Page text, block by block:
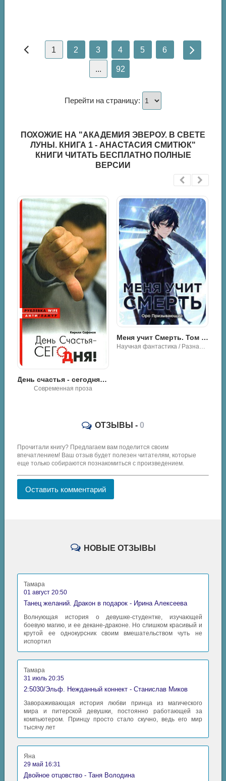
1 2 3 4 5 6
... 92
Перейти на страницу:
ПОХОЖИЕ НА "АКАДЕМИЯ ЭВЕРОУ. В СВЕТЕ
ЛУНЫ. КНИГА 1 - АНАСТАСИЯ СМИТЮК"
КНИГИ ЧИТАТЬ БЕСПЛАТНО ПОЛНЫЕ
ВЕРСИИ
День счастья - сегодня! - Кирилл Сафонов
Современная проза
Меня учит Смерть. Том II – Первый курс - Оро Призывающий
Научная фантастика / Разная литература
ОТЗЫВЫ - 0
Прочитали книгу? Предлагаем вам поделится своим
впечатлением! Ваш отзыв будет полезен читателям, которые
еще только собираются познакомиться с произведением.
Оставить комментарий
НОВЫЕ ОТЗЫВЫ
Тамара
01 август 20:50
Танец желаний. Дракон в подарок - Ирина Алексеева
Волнующая история о девушке-студентке, изучающей
боевую магию, и ее декане-драконе. Но слишком красивый и
крутой ее однокурсник своим вмешательством чуть не
испортил
Тамара
31 июль 20:35
2:5030/Эльф. Нежданный коннект - Станислав Миков
Завораживающая история любви принца из магического
мира и питерской девушки, постоянно работающей за
компьютером. Принцу просто стало скучно, ведь его мир
тысячу лет
Яна
29 май 16:31
Двойное отцовство - Таня Володина